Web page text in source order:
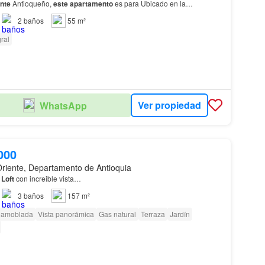
Antioqueño, esteapartamentoes para Ubicado en la
Brisas de Arcoíris, en el din…
2 baños
55 m²
WhatsApp Ver propiedad
Departamento de Antioquia
Loftcon increible vista…
3 baños
157 m²
Vista panorámica Gas natural Terraza Jardín